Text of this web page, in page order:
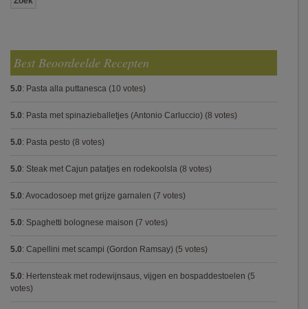
Best Beoordeelde Recepten
5.0: Pasta alla puttanesca (10 votes)
5.0: Pasta met spinazieballetjes (Antonio Carluccio) (8 votes)
5.0: Pasta pesto (8 votes)
5.0: Steak met Cajun patatjes en rodekoolsla (8 votes)
5.0: Avocadosoep met grijze garnalen (7 votes)
5.0: Spaghetti bolognese maison (7 votes)
5.0: Capellini met scampi (Gordon Ramsay) (5 votes)
5.0: Hertensteak met rodewijnsaus, vijgen en bospaddestoelen (5
votes)